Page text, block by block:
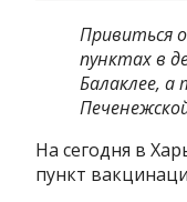
Привиться
пунктах в
Балаклее, а
На сегодня в
пункт